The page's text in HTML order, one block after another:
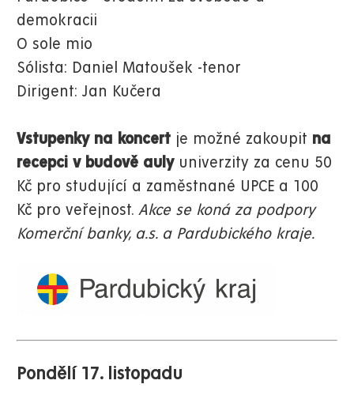
demokracii
O sole mio
Sólista: Daniel Matoušek -tenor
Dirigent: Jan Kučera
Vstupenky na koncert je možné zakoupit na
recepci v budově aulyuniverzity za cenu 50
Kč pro studující a zaměstnané UPCE a 100
Kč pro veřejnost. Akce se koná za podpory
Komerční banky, a.s. a Pardubického kraje.
Pondělí 17. listopadu